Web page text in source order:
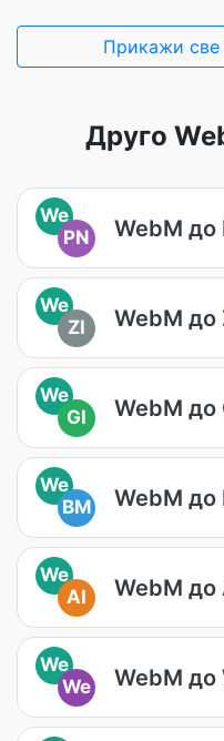
Прикажи све
Друго
We
PN
WebM до
We
ZI
WebM до
We
GI
WebM до
We
BM
WebM до
We
AI
WebM до
We
We
WebM до